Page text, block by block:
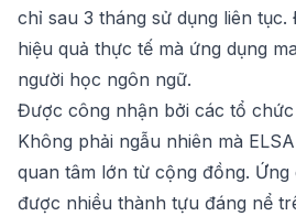
chỉ sau 3 tháng sử dụng liên
hiệu quả thực tế mà ứng dụng
người học ngôn ngữ.
Được công nhận bởi các tổ
Không phải ngẫu nhiên mà
quan tâm lớn từ cộng đồng. Ứng
được nhiều thành tựu đáng nể